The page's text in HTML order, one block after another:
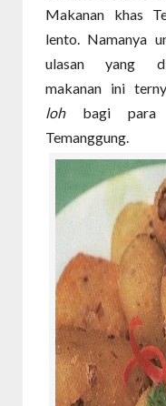
Makanan khas
lento. Namanya
ulasan yang
makanan ini
lohbagi para
Temanggung.